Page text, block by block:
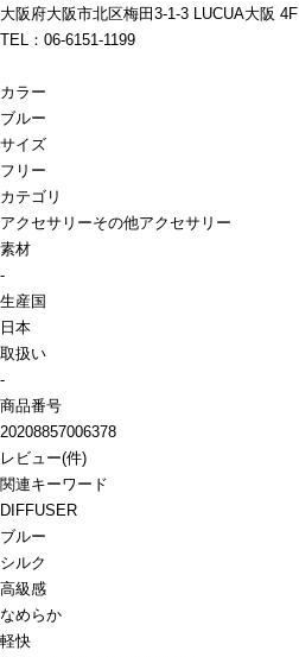
大阪府大阪市北区梅田3-1-3 LUCUA大阪 4F
TEL：06-6151-1199
カラー
ブルー
サイズ
フリー
カテゴリ
アクセサリーその他アクセサリー
素材
-
生産国
日本
取扱い
-
商品番号
20208857006378
レビュー(件)
関連キーワード
DIFFUSER
ブルー
シルク
高級感
なめらか
軽快